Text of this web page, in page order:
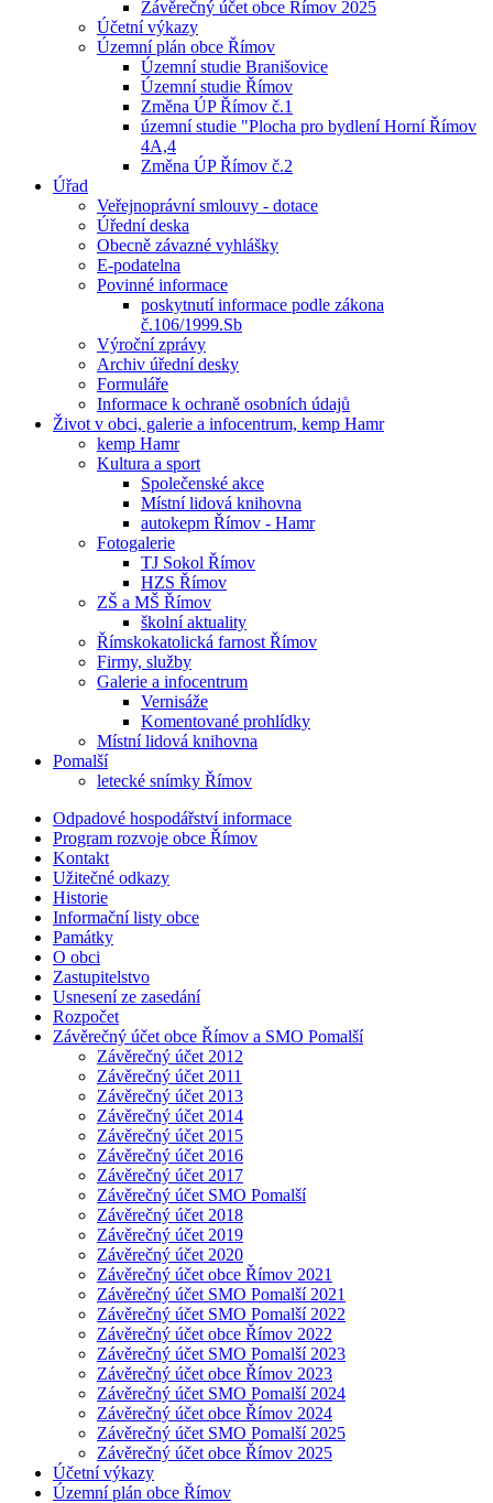
Závěrečný účet obce Římov 2025
Účetní výkazy
Územní plán obce Římov
Územní studie Branišovice
Územní studie Římov
Změna ÚP Římov č.1
územní studie "Plocha pro bydlení Horní Římov
4A,4
Změna ÚP Římov č.2
Úřad
Veřejnoprávní smlouvy - dotace
Úřední deska
Obecně závazné vyhlášky
E-podatelna
Povinné informace
poskytnutí informace podle zákona
č.106/1999.Sb
Výroční zprávy
Archiv úřední desky
Formuláře
Informace k ochraně osobních údajů
Život v obci, galerie a infocentrum, kemp Hamr
kemp Hamr
Kultura a sport
Společenské akce
Místní lidová knihovna
autokepm Římov - Hamr
Fotogalerie
TJ Sokol Římov
HZS Římov
ZŠ a MŠ Římov
školní aktuality
Římskokatolická farnost Římov
Firmy, služby
Galerie a infocentrum
Vernisáže
Komentované prohlídky
Místní lidová knihovna
Pomalší
letecké snímky Římov
Odpadové hospodářství informace
Program rozvoje obce Římov
Kontakt
Užitečné odkazy
Historie
Informační listy obce
Památky
O obci
Zastupitelstvo
Usnesení ze zasedání
Rozpočet
Závěrečný účet obce Římov a SMO Pomalší
Závěrečný účet 2012
Závěrečný účet 2011
Závěrečný účet 2013
Závěrečný účet 2014
Závěrečný účet 2015
Závěrečný účet 2016
Závěrečný účet 2017
Závěrečný účet SMO Pomalší
Závěrečný účet 2018
Závěrečný účet 2019
Závěrečný účet 2020
Závěrečný účet obce Římov 2021
Závěrečný účet SMO Pomalší 2021
Závěrečný účet SMO Pomalší 2022
Závěrečný účet obce Římov 2022
Závěrečný účet SMO Pomalší 2023
Závěrečný účet obce Římov 2023
Závěrečný účet SMO Pomalší 2024
Závěrečný účet obce Římov 2024
Závěrečný účet SMO Pomalší 2025
Závěrečný účet obce Římov 2025
Účetní výkazy
Územní plán obce Římov